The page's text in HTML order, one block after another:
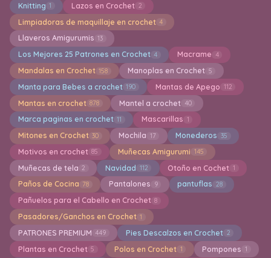
Knitting 1 Lazos en Crochet 2
Limpiadoras de maquillaje en crochet 4
Llaveros Amigurumis 13
Los Mejores 25 Patrones en Crochet 4 Macrame 4
Mandalas en Crochet 158 Manoplas en Crochet 5
Manta para Bebes a crochet 190 Mantas de Apego 112
Mantas en crochet 878 Mantel a crochet 40
Marca paginas en crochet 11 Mascarillas 1
Mitones en Crochet 30 Mochila 17 Monederos 35
Motivos en crochet 85 Muñecas Amigurumi 145
Muñecas de tela 2 Navidad 112 Otoño en Cochet 1
Paños de Cocina 78 Pantalones 9 pantuflas 28
Pañuelos para el Cabello en Crochet 8
Pasadores/Ganchos en Crochet 1
PATRONES PREMIUM 449 Pies Descalzos en Crochet 2
Plantas en Crochet 5 Polos en Crochet 1 Pompones 1